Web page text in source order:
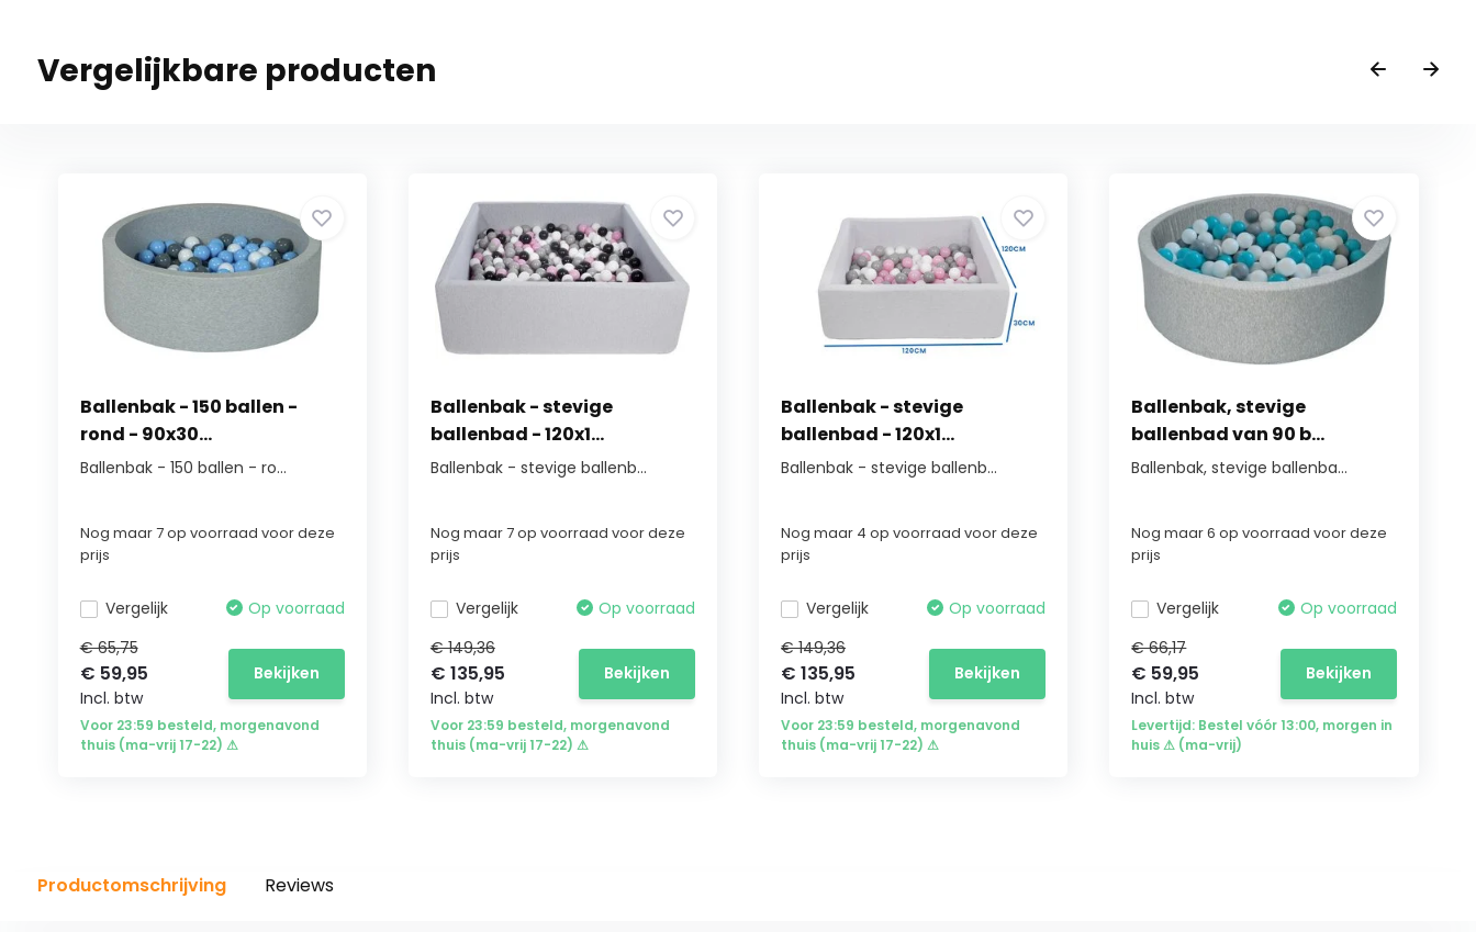
Vergelijkbare producten
Ballenbak - 150 ballen -
rond - 90x30...
Ballenbak - 150 ballen - ro...
Nog maar 7 op voorraad voor deze
prijs
Vergelijk
Op voorraad
€ 65,75
€ 59,95
Incl. btw
Bekijken
Voor 23:59 besteld, morgenavond
thuis (ma-vrij 17-22) ⚠
Ballenbak - stevige
ballenbad - 120x1...
Ballenbak - stevige ballenb...
Nog maar 7 op voorraad voor deze
prijs
Vergelijk
Op voorraad
€ 149,36
€ 135,95
Incl. btw
Bekijken
Voor 23:59 besteld, morgenavond
thuis (ma-vrij 17-22) ⚠
Ballenbak - stevige
ballenbad - 120x1...
Ballenbak - stevige ballenb...
Nog maar 4 op voorraad voor deze
prijs
Vergelijk
Op voorraad
€ 149,36
€ 135,95
Incl. btw
Bekijken
Voor 23:59 besteld, morgenavond
thuis (ma-vrij 17-22) ⚠
Ballenbak, stevige
ballenbad van 90 b...
Ballenbak, stevige ballenba...
Nog maar 6 op voorraad voor deze
prijs
Vergelijk
Op voorraad
€ 66,17
€ 59,95
Incl. btw
Bekijken
Levertijd: Bestel vóór 13:00, morgen in
huis ⚠ (ma-vrij)
Productomschrijving Reviews